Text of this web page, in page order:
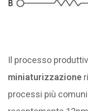
Il processo
miniaturizzazione
processi più